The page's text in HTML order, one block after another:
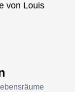
von Louis